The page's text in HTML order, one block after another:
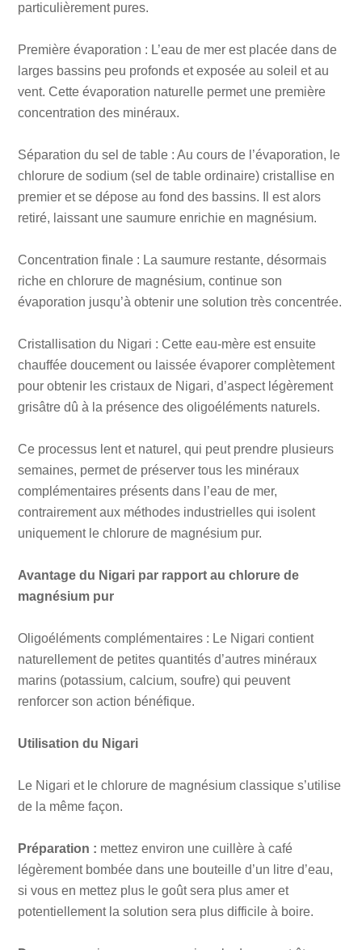
particulièrement pures.
Première évaporation : L’eau de mer est placée dans de
larges bassins peu profonds et exposée au soleil et au
vent. Cette évaporation naturelle permet une première
concentration des minéraux.
Séparation du sel de table : Au cours de l’évaporation, le
chlorure de sodium (sel de table ordinaire) cristallise en
premier et se dépose au fond des bassins. Il est alors
retiré, laissant une saumure enrichie en magnésium.
Concentration finale : La saumure restante, désormais
riche en chlorure de magnésium, continue son
évaporation jusqu’à obtenir une solution très concentrée.
Cristallisation du Nigari : Cette eau-mère est ensuite
chauffée doucement ou laissée évaporer complètement
pour obtenir les cristaux de Nigari, d’aspect légèrement
grisâtre dû à la présence des oligoéléments naturels.
Ce processus lent et naturel, qui peut prendre plusieurs
semaines, permet de préserver tous les minéraux
complémentaires présents dans l’eau de mer,
contrairement aux méthodes industrielles qui isolent
uniquement le chlorure de magnésium pur.
Avantage du Nigari par rapport au chlorure de
magnésium pur
Oligoéléments complémentaires : Le Nigari contient
naturellement de petites quantités d’autres minéraux
marins (potassium, calcium, soufre) qui peuvent
renforcer son action bénéfique.
Utilisation du Nigari
Le Nigari et le chlorure de magnésium classique s’utilise
de la même façon.
Préparation : mettez environ une cuillère à café
légèrement bombée dans une bouteille d’un litre d’eau,
si vous en mettez plus le goût sera plus amer et
potentiellement la solution sera plus difficile à boire.